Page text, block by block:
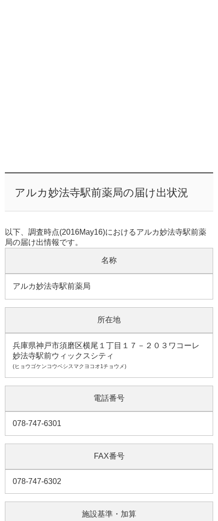
アルカ妙法寺駅前薬局の届け出状況
以下、調査時点(2016May16)におけるアルカ妙法寺駅前薬
局の届け出情報です。
名称
アルカ妙法寺駅前薬局
所在地
兵庫県神戸市須磨区横尾１丁目１７－２０３ワコーレ
妙法寺駅前ウィックスシティ
(ヒョウゴケンコウベシスマクヨコオ1チョウメ)
電話番号
078-747-6301
FAX番号
078-747-6302
施設基準・加算